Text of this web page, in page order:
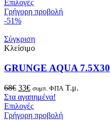
Επιλογές
Γρήγορη προβολή
-51%
Σύγκριση
Κλείσιμο
GRUNGE AQUA 7.5X30
68€ Original
price
was:
68€.
33€Η
τρέχουσα
τιμή
είναι:
συμπ. ΦΠΑ Τ.μ.
Στα αγαπημένα!
Επιλογές
Γρήγορη προβολή